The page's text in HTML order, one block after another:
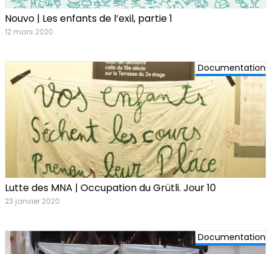
Nouvo | Les enfants de l’exil, partie 1
12 mars 2020
Documentation
Lutte des MNA | Occupation du Grütli. Jour 10
23 janvier 2020
Documentation